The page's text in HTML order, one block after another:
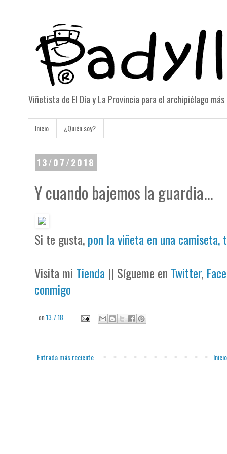
Viñetista de El Día y La Provincia para el archipiélago
Inicio ¿Quién soy?
13/07/2018
Y cuando bajemos la guardia...
Si te gusta,pon la viñeta en una camiseta,
Visita mi Tienda || Sígueme en Twitter,
conmigo
on13.7.18
Entrada más reciente Inicio